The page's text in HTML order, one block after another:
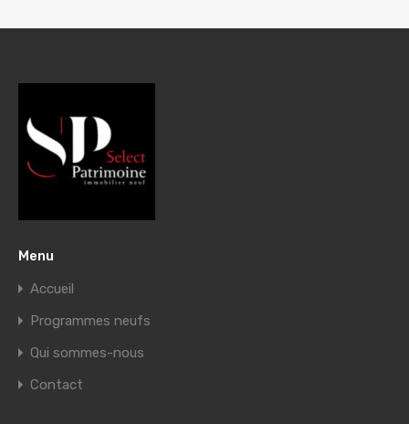
Menu
Accueil
Programmes neufs
Qui sommes-nous
Contact